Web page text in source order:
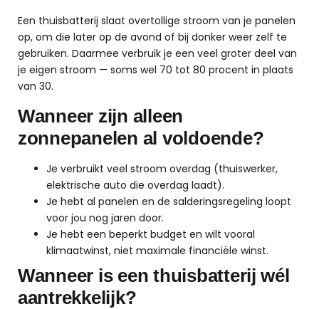
Een thuisbatterij slaat overtollige stroom van je panelen
op, om die later op de avond of bij donker weer zelf te
gebruiken. Daarmee verbruik je een veel groter deel van
je eigen stroom — soms wel 70 tot 80 procent in plaats
van 30.
Wanneer zijn alleen
zonnepanelen al voldoende?
Je verbruikt veel stroom overdag (thuiswerker,
elektrische auto die overdag laadt).
Je hebt al panelen en de salderingsregeling loopt
voor jou nog jaren door.
Je hebt een beperkt budget en wilt vooral
klimaatwinst, niet maximale financiële winst.
Wanneer is een thuisbatterij wél
aantrekkelijk?